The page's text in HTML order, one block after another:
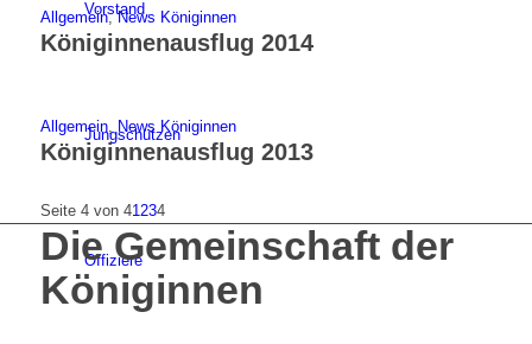
Vorstand
Jungschützen
Offiziere
Allgemein,News Königinnen
Königinnenausflug 2014
Allgemein, News Königinnen
Königinnenausflug 2013
Seite 4 von 41234
Die Gemeinschaft der
Königinnen